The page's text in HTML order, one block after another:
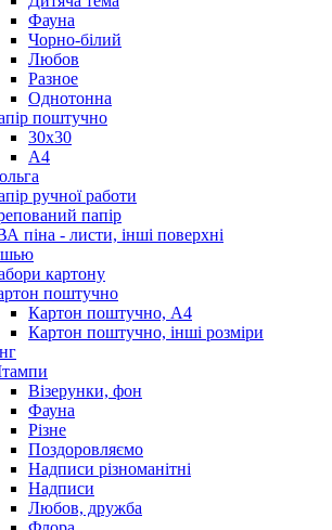
Фауна
Чорно-білий
Любов
Разное
Однотонна
поштучно
30х30
А4
ручної работи
папір
піна - листи, інші поверхні
картону
поштучно
Картон поштучно, А4
Картон поштучно, інші розміри
Візерунки, фон
Фауна
Різне
Поздоровляємо
Надписи різноманітні
Надписи
Любов, дружба